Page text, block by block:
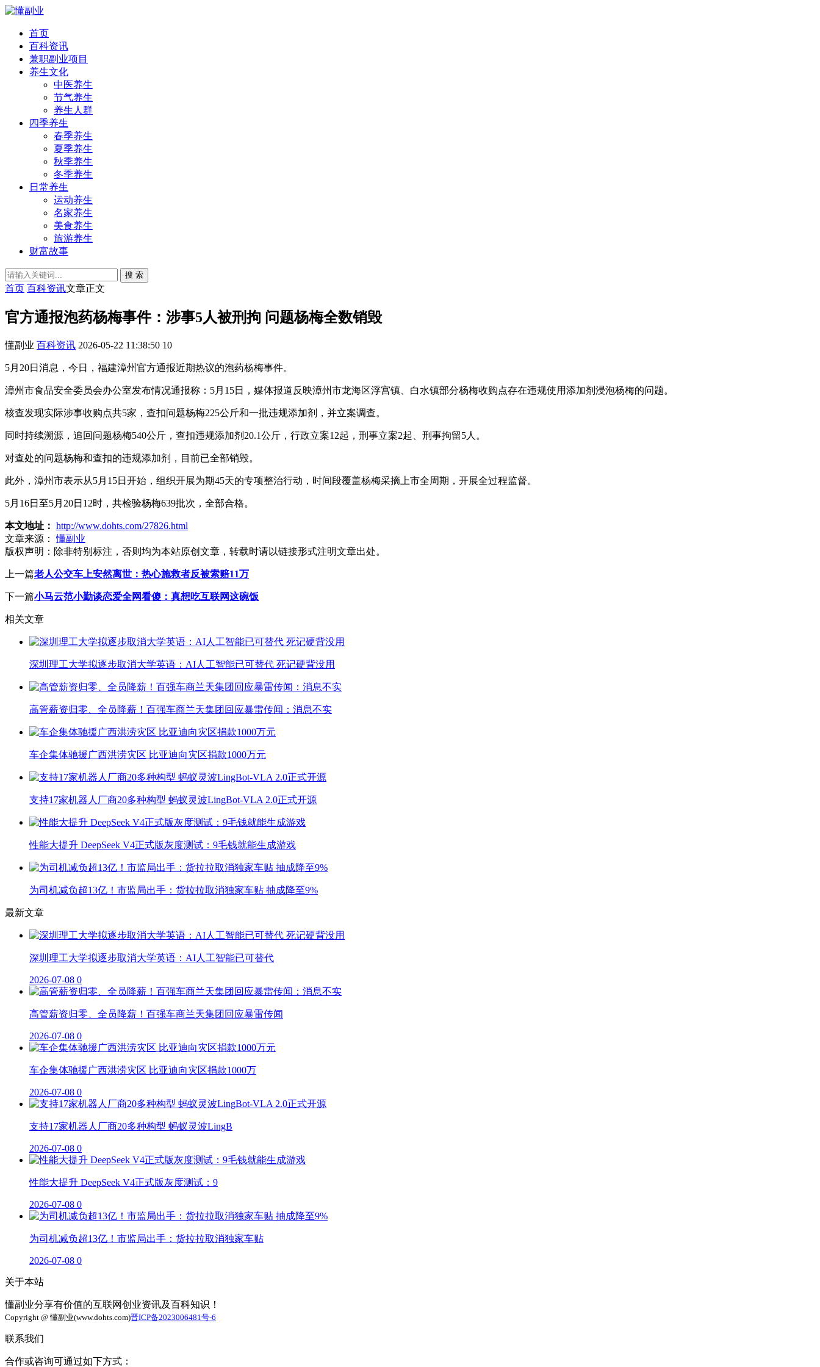
首页
百科资讯
兼职副业项目
养生文化
中医养生
节气养生
养生人群
四季养生
春季养生
夏季养生
秋季养生
冬季养生
日常养生
运动养生
名家养生
美食养生
旅游养生
财富故事
搜 索
首页 百科资讯文章正文
官方通报泡药杨梅事件：涉事5人被刑拘 问题杨梅全数销毁
懂副业 百科资讯 2026-05-22 11:38:50 10
5月20日消息，今日，福建漳州官方通报近期热议的泡药杨梅事件。
漳州市食品安全委员会办公室发布情况通报称：5月15日，媒体报道反映漳州市龙海区浮宫镇、白水镇部分杨梅收购点存在违规使用添加剂浸泡杨梅的问题。
核查发现实际涉事收购点共5家，查扣问题杨梅225公斤和一批违规添加剂，并立案调查。
同时持续溯源，追回问题杨梅540公斤，查扣违规添加剂20.1公斤，行政立案12起，刑事立案2起、刑事拘留5人。
对查处的问题杨梅和查扣的违规添加剂，目前已全部销毁。
此外，漳州市表示从5月15日开始，组织开展为期45天的专项整治行动，时间段覆盖杨梅采摘上市全周期，开展全过程监督。
5月16日至5月20日12时，共检验杨梅639批次，全部合格。
本文地址： http://www.dohts.com/27826.html
文章来源：
懂副业
版权声明： 除非特别标注，否则均为本站原创文章，转载时请以链接形式注明文章出处。
上一篇老人公交车上安然离世：热心施救者反被索赔11万
下一篇小马云范小勤谈恋爱全网看傻：真想吃互联网这碗饭
相关文章
深圳理工大学拟逐步取消大学英语：AI人工智能已可替代 死记硬背没用
高管薪资归零、全员降薪！百强车商兰天集团回应暴雷传闻：消息不实
车企集体驰援广西洪涝灾区 比亚迪向灾区捐款1000万元
支持17家机器人厂商20多种构型 蚂蚁灵波LingBot-VLA 2.0正式开源
性能大提升 DeepSeek V4正式版灰度测试：9毛钱就能生成游戏
为司机减负超13亿！市监局出手：货拉拉取消独家车贴 抽成降至9%
最新文章
深圳理工大学拟逐步取消大学英语：AI人工智能已可替代
2026-07-08 0
高管薪资归零、全员降薪！百强车商兰天集团回应暴雷传闻
2026-07-08 0
车企集体驰援广西洪涝灾区 比亚迪向灾区捐款1000万
2026-07-08 0
支持17家机器人厂商20多种构型 蚂蚁灵波LingB
2026-07-08 0
性能大提升 DeepSeek V4正式版灰度测试：9
2026-07-08 0
为司机减负超13亿！市监局出手：货拉拉取消独家车贴
2026-07-08 0
关于本站
懂副业分享有价值的互联网创业资讯及百科知识！
Copyright @ 懂副业(www.dohts.com)晋ICP备2023006481号-6
联系我们
合作或咨询可通过如下方式：